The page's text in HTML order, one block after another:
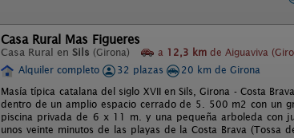
Casa Rural Mas Figueres
Casa Rural en Sils (Girona) a 12,3 km de Aiguaviva
Alquiler completo
32 plazas
20 km de Girona
Masía típica catalana del siglo XVII en Sils, Girona - Costa
dentro de un amplio espacio cerrado de 5. 500 m2 con un
piscina privada de 6 x 11 m. y una pequeña arboleda con
unos veinte minutos de las playas de la Costa Brava